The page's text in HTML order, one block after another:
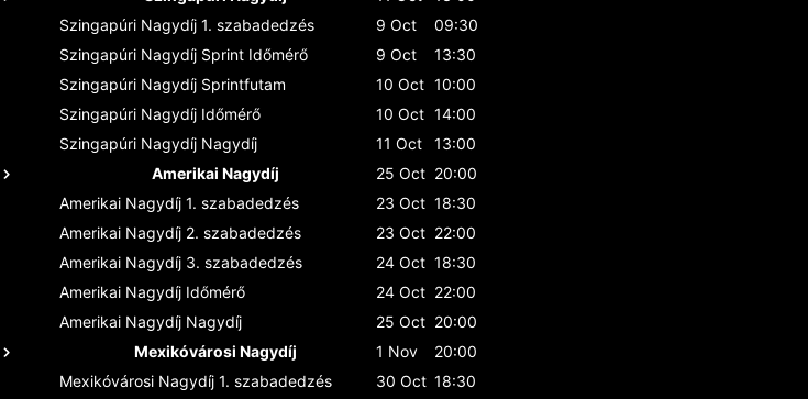
Szingapúri Nagydíj 1. szabadedzés 9 Oct
09:30
Szingapúri Nagydíj Sprint Időmérő 9 Oct
13:30
Szingapúri Nagydíj Sprintfutam 10 Oct 10:00
Szingapúri Nagydíj Időmérő 10 Oct 14:00
Szingapúri Nagydíj Nagydíj 11 Oct
13:00
Amerikai Nagydíj
25 Oct 20:00
Amerikai Nagydíj 1. szabadedzés 23 Oct 18:30
Amerikai Nagydíj 2. szabadedzés 23 Oct 22:00
Amerikai Nagydíj 3. szabadedzés 24 Oct 18:30
Amerikai Nagydíj Időmérő 24 Oct 22:00
Amerikai Nagydíj Nagydíj 25 Oct 20:00
Mexikóvárosi Nagydíj
1 Nov
20:00
Mexikóvárosi Nagydíj 1. szabadedzés 30 Oct 18:30